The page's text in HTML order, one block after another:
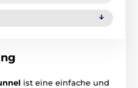
ist eine einfache und